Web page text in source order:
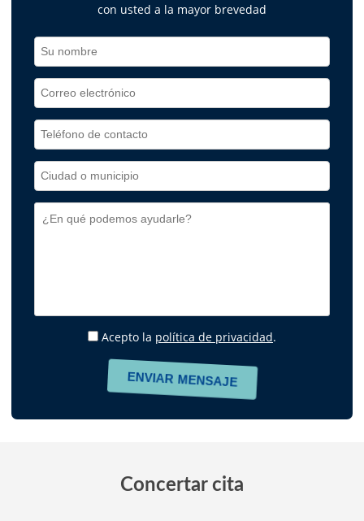
con usted a la mayor brevedad
Acepto la política de privacidad.
Concertar cita